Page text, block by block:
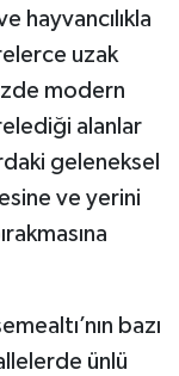
hayvancılıkla
uzak
modern
alanlar
geleneksel
ve yerini
bazı
ünlü